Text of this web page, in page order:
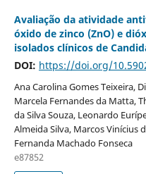
Avaliação da atividade
óxido de zinco (ZnO) e
isolados clínicos de
DOI: https://doi.org/
Ana Carolina Gomes Teixeira,
Marcela Fernandes da Matta,
da Silva Souza, Leonardo
Almeida Silva, Marcos Vinícius
Fernanda Machado Fonseca
e87852